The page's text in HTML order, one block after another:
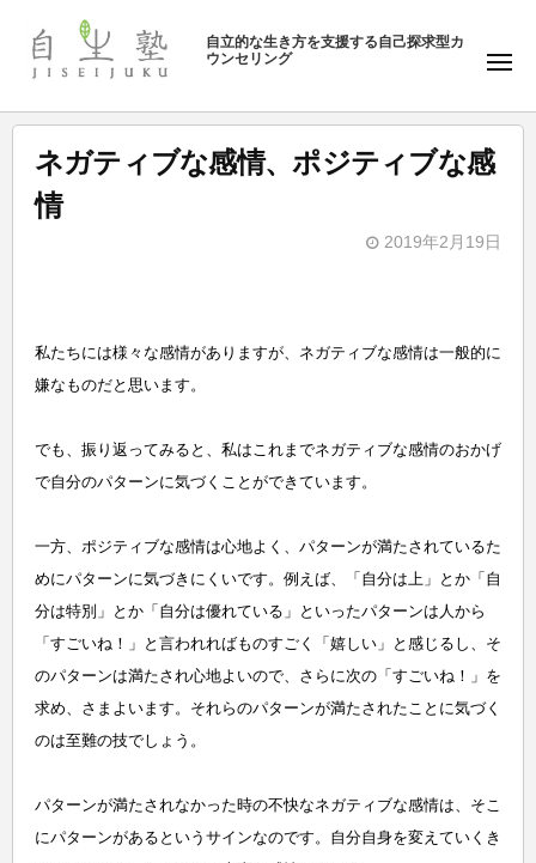
ン
自
塾
自立的な生き方を支援する自己探求型カ
ウンセリング
メ
ュ
ー
ネガティブな感情、ポジティブな感
情
2019年2月19日
生
塾
私たちには様々な感情がありますが、ネガティブな感情は一般的に
嫌なものだと思います。
でも、振り返ってみると、私はこれまでネガティブな感情のおかげ
で自分のパターンに気づくことができています。
一方、ポジティブな感情は心地よく、パターンが満たされているた
めにパターンに気づきにくいです。例えば、「自分は上」とか「自
分は特別」とか「自分は優れている」といったパターンは人から
「すごいね！」と言われればものすごく「嬉しい」と感じるし、そ
のパターンは満たされ心地よいので、さらに次の「すごいね！」を
求め、さまよいます。それらのパターンが満たされたことに気づく
のは至難の技でしょう。
パターンが満たされなかった時の不快なネガティブな感情は、そこ
にパターンがあるというサインなのです。自分自身を変えていくき